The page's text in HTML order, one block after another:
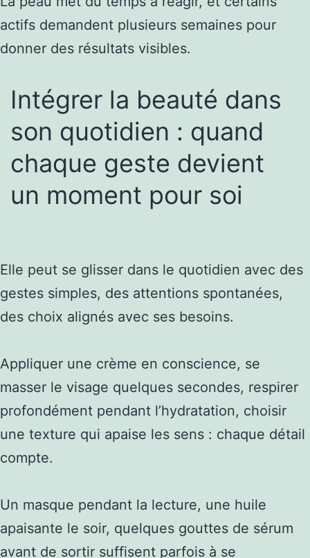
actifs demandent plusieurs semaines pour
donner des résultats visibles.
Intégrer la beauté dans
son quotidien : quand
chaque geste devient
un moment pour soi
Elle peut se glisser dans le quotidien avec des
gestes simples, des attentions spontanées,
des choix alignés avec ses besoins.
Appliquer une crème en conscience, se
masser le visage quelques secondes, respirer
profondément pendant l’hydratation, choisir
une texture qui apaise les sens : chaque détail
compte.
Un masque pendant la lecture, une huile
apaisante le soir, quelques gouttes de sérum
avant de sortir suffisent parfois à se